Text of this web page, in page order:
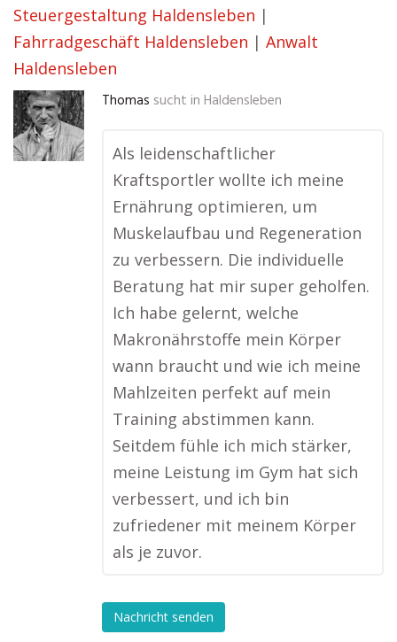
Steuergestaltung Haldensleben |
Fahrradgeschäft Haldensleben | Anwalt
Haldensleben
Thomas sucht in Haldensleben
Als leidenschaftlicher
Kraftsportler wollte ich meine
Ernährung optimieren, um
Muskelaufbau und Regeneration
zu verbessern. Die individuelle
Beratung hat mir super geholfen.
Ich habe gelernt, welche
Makronährstoffe mein Körper
wann braucht und wie ich meine
Mahlzeiten perfekt auf mein
Training abstimmen kann.
Seitdem fühle ich mich stärker,
meine Leistung im Gym hat sich
verbessert, und ich bin
zufriedener mit meinem Körper
als je zuvor.
Nachricht senden